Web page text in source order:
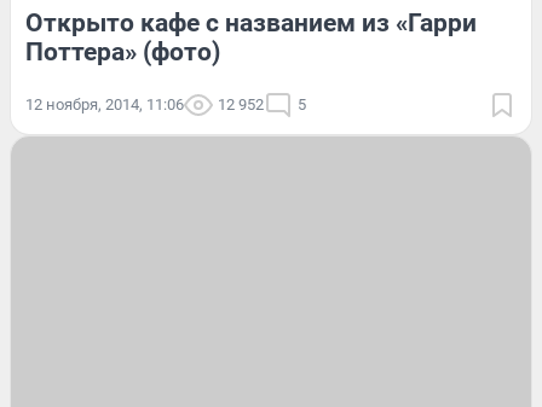
Открыто кафе с названием из «Гарри
Поттера» (фото)
12 ноября, 2014, 11:06 12 952 5